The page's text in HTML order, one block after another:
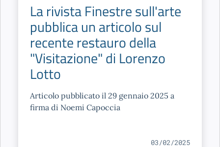
La rivista Finestre sull'arte
pubblica un articolo sul
recente restauro della
"Visitazione" di Lorenzo
Lotto
Articolo pubblicato il 29 gennaio 2025 a
firma di Noemi Capoccia
03/02/2025